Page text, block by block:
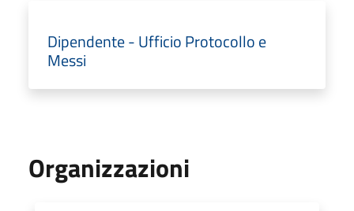
Dipendente - Ufficio Protocollo e
Messi
Organizzazioni